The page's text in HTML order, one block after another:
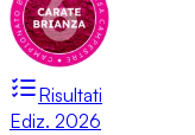
Risultati
Ediz. 2026